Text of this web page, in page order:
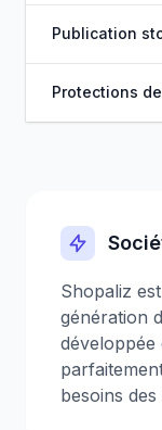
Publication
Protections
Shopaliz
génération
besoins